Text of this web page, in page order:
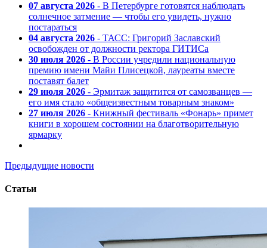
07 августа 2026 - В Петербурге готовятся наблюдать
солнечное затмение — чтобы его увидеть, нужно
постараться
04 августа 2026 - ТАСС: Григорий Заславский
освобожден от должности ректора ГИТИСа
30 июля 2026 - В России учредили национальную
премию имени Майи Плисецкой, лауреаты вместе
поставят балет
29 июля 2026 - Эрмитаж защитится от самозванцев —
его имя стало «общеизвестным товарным знаком»
27 июля 2026 - Книжный фестиваль «Фонарь» примет
книги в хорошем состоянии на благотворительную
ярмарку
Предыдущие новости
Статьи